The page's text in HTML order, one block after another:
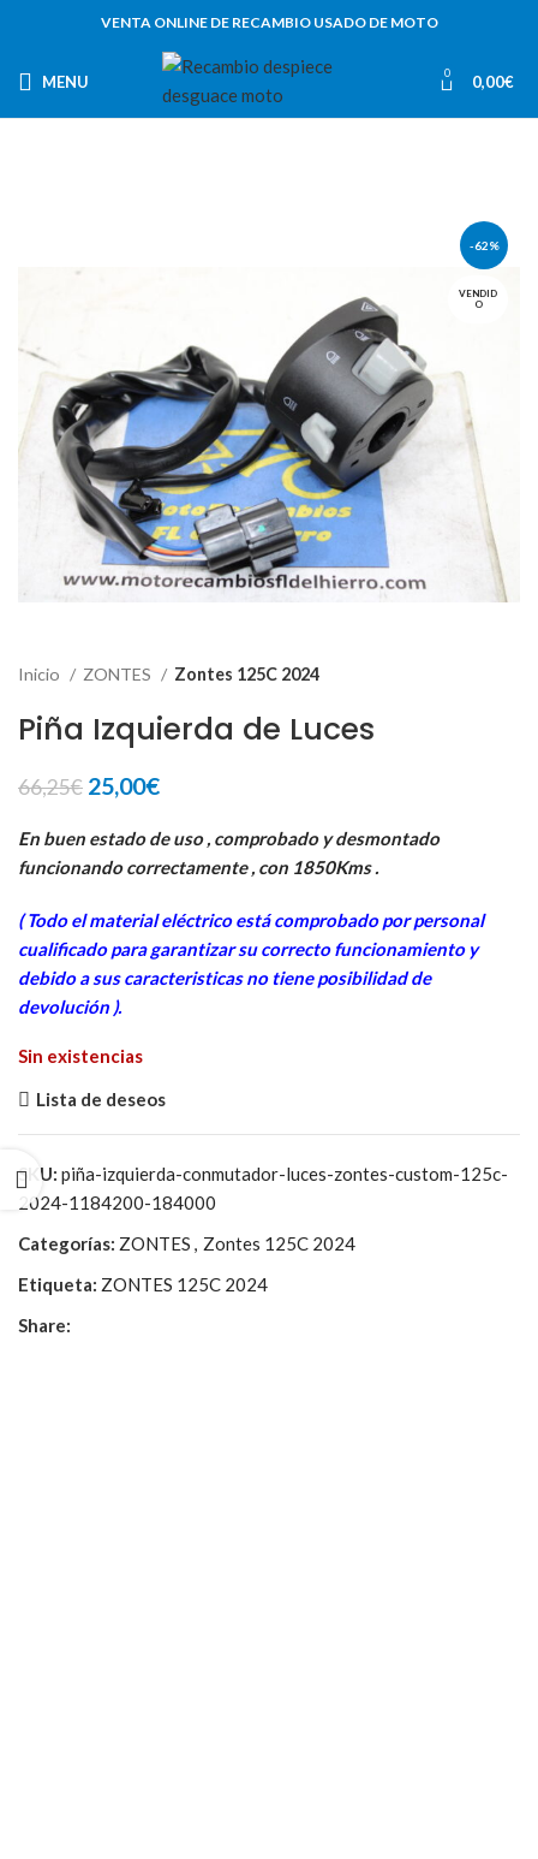
VENTA ONLINE DE RECAMBIO USADO DE MOTO
MENU 0 0,00€
-62%
VENDID
O
Inicio ZONTES Zontes 125C 2024
Piña Izquierda de Luces
66,25€ El
original
era:
25,00€El
actual
es:
En buen estado de uso , comprobado y desmontado
funcionando correctamente , con 1850Kms .
( Todo el material eléctrico está comprobado por personal
cualificado para garantizar su correcto funcionamiento y
debido a sus caracteristicas no tiene posibilidad de
devolución ).
Sin existencias
Lista de deseos
SKU: piña-izquierda-conmutador-luces-zontes-custom-125c-
2024-1184200-184000
Categorías: ZONTES , Zontes 125C 2024
Etiqueta: ZONTES 125C 2024
Share: